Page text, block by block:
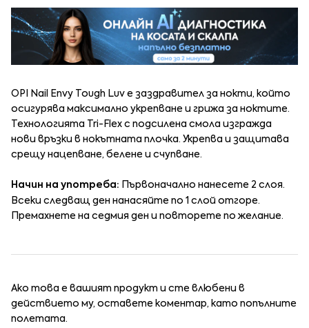
OPI Nail Envy Tough Luv е заздравител за нокти, който
осигурява максимално укрепване и грижа за ноктите.
Технологията Tri-Flex с подсилена смола изгражда
нови връзки в нокътната плочка. Укрепва и защитава
срещу нацепване, белене и счупване.
Начин на употреба:
Първоначално нанесете 2 слоя.
Всеки следващ ден нанасяйте по 1 слой отгоре.
Премахнете на седмия ден и повторете по желание.
Ако това е вашият продукт и сте влюбени в
действието му, оставете коментар, като попълните
полетата.